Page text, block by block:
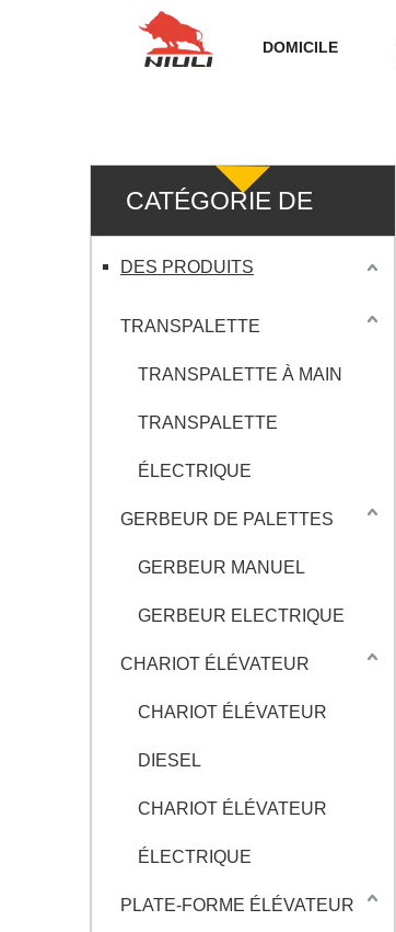
DOMICILE
CATÉGORIE DE
PRODUIT
DES PRODUITS
TRANSPALETTE
TRANSPALETTE À MAIN
TRANSPALETTE
ÉLECTRIQUE
GERBEUR DE PALETTES
GERBEUR MANUEL
GERBEUR ELECTRIQUE
CHARIOT ÉLÉVATEUR
CHARIOT ÉLÉVATEUR
DIESEL
CHARIOT ÉLÉVATEUR
ÉLECTRIQUE
PLATE-FORME ÉLÉVATEUR